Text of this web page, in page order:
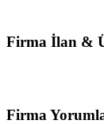
Firma İlan &
Firma